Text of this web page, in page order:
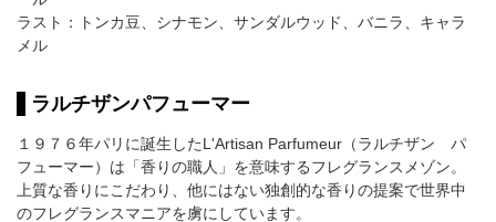
ラスト：トンカ豆、シナモン、サンダルウッド、バニラ、キャラ
メル
ラルチザンパフューマー
１９７６年パリに誕生したL'Artisan Parfumeur（ラルチザン パ
フューマー）は「香りの職人」を意味するフレグランスメゾン。
上質な香りにこだわり、他にはない独創的な香りの提案で世界中
のフレグランスマニアを虜にしています。